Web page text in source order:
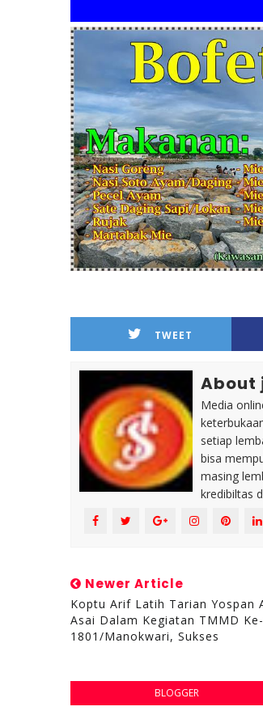
TWEET
About
Media
setiap
bisa
masing
kredibiltas
Newer Article
Koptu Arif Latih Tarian Yospan
Asai Dalam Kegiatan TMMD
1801/Manokwari, Sukses
BLOGGER